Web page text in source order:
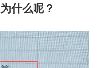
健身 共筑健康中国
什么呢？